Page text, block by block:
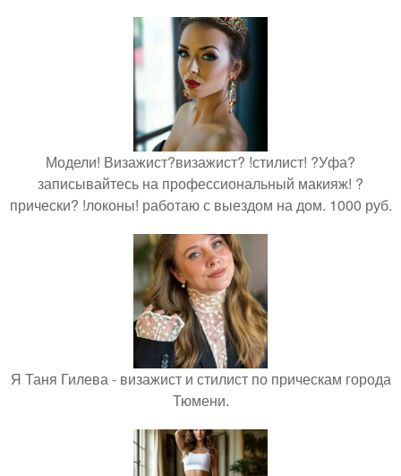
Модели! Визажист?визажист? !стилист! ?Уфа?
записывайтесь на профессиональный макияж! ?
прически? !локоны! работаю с выездом на дом. 1000 руб.
Я Таня Гилева - визажист и стилист по прическам города
Тюмени.